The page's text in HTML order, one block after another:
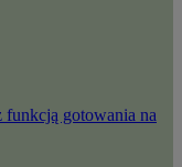
gotowania na